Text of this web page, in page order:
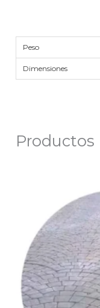
Peso
Dimensiones
Productos
era: